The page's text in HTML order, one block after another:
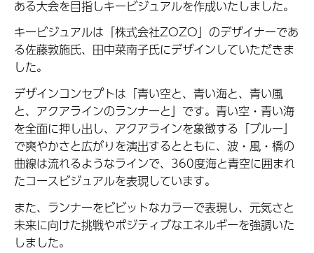
ある大会を目指しキービジュアルを作成いたしました。
キービジュアルは「株式会社ZOZO」のデザイナーであ
る佐藤敦施氏、田中菜南子氏にデザインしていただきま
した。
デザインコンセプトは「青い空と、青い海と、青い風
と、アクアラインのランナーと」です。青い空・青い海
を全面に押し出し、アクアラインを象徴する「ブルー」
で爽やかさと広がりを演出するとともに、波・風・橋の
曲線は流れるようなラインで、360度海と青空に囲まれ
たコースビジュアルを表現しています。
また、ランナーをビビットなカラーで表現し、元気さと
未来に向けた挑戦やポジティブなエネルギーを強調いた
しました。